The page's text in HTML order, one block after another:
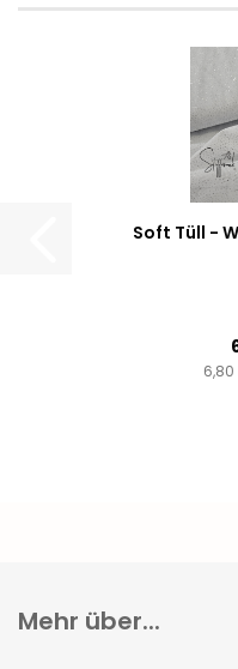
Soft Tüll -
6,80
Mehr über...